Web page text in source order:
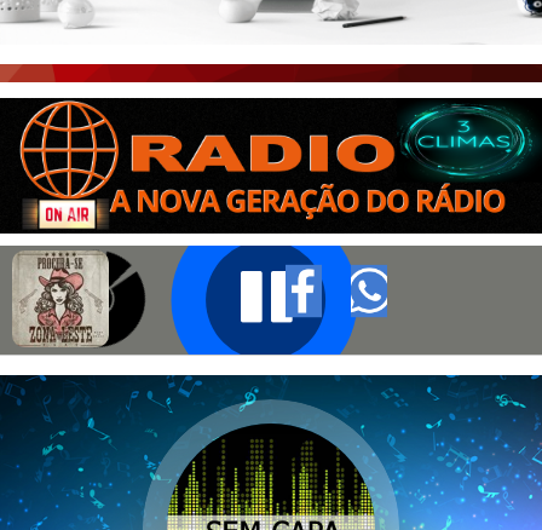
CEARÁ BRASIL NOTÍCIAS
CEARÁ BRASIL MUNDO 1
BRASIL DE FATO
NOTÍCIAS GERAIS
CONECTE-SE
REGISTO